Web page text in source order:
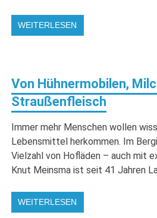
WEITERLESEN
Von Hühnermobilen,
Straußenfleisch
Immer mehr Menschen wollen
Lebensmittel herkommen. Im
Vielzahl von Hofläden – auch mit
Knut Meinsma ist seit 41 Jahren
WEITERLESEN